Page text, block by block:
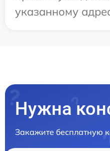
указанному
Нужна
Закажите бесплатную